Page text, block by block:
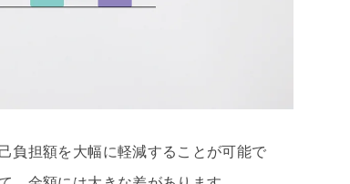
負担額を大幅に軽減することが可能で